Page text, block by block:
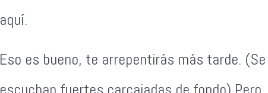
aquí.
Eso es bueno, te arrepentirás más tarde. (Se